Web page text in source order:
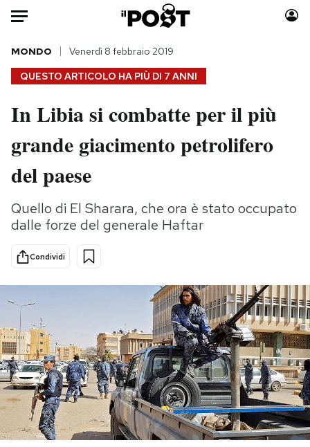
Auto
HOME
Italia
Politica
Tecnologia
Scienza
Economia
Moda
Consumismi
Media
PODCAST
NEWSLETTER
I MIEI PREFERITI
QUESTO ARTICOLO HA PIÙ DI 7 ANNI
MONDO Venerdì 8 febbraio 2019
In Libia si combatte per il più
grande giacimento petrolifero
del paese
Quello di El Sharara, che ora è stato occupato
dalle forze del generale Haftar
Condividi